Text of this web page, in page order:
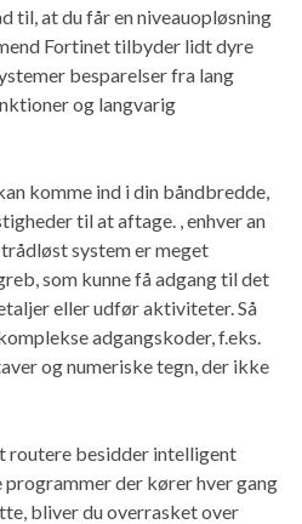
til, at du får en niveauopløsning
Fortinet tilbyder lidt dyre
besparelser fra lang
og langvarig
komme ind i din båndbredde,
til at aftage. , enhver an
system er meget
som kunne få adgang til det
eller udfør aktiviteter. Så
adgangskoder, f.eks.
og numeriske tegn, der ikke
routere besidder intelligent
der kører hver gang
bliver du overrasket over